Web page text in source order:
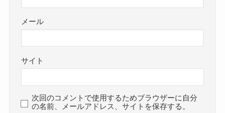
メール
サイト
次回のコメントで使用するためブラウザーに自分
の名前、メールアドレス、サイトを保存する。